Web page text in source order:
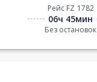
Рейс FZ 1782
06ч 45мин
Без остановок